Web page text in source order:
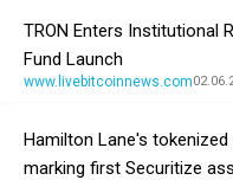
TRON Enters Institutional
Fund Launch
www.livebitcoinnews.com
Hamilton Lane's tokenized
marking first Securitize